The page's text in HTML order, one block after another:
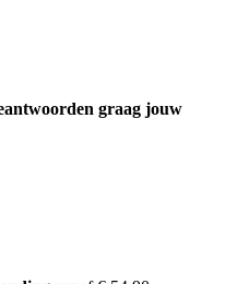
graag jouw